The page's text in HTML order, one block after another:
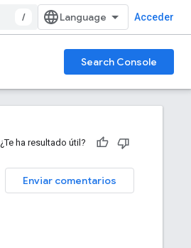
/ Acceder
Search Console
¿Te ha resultado útil?
Enviar comentarios